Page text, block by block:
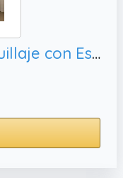
Airfish Tocador de Maquillaje con Espejo y LED Luz Regulable, Negro